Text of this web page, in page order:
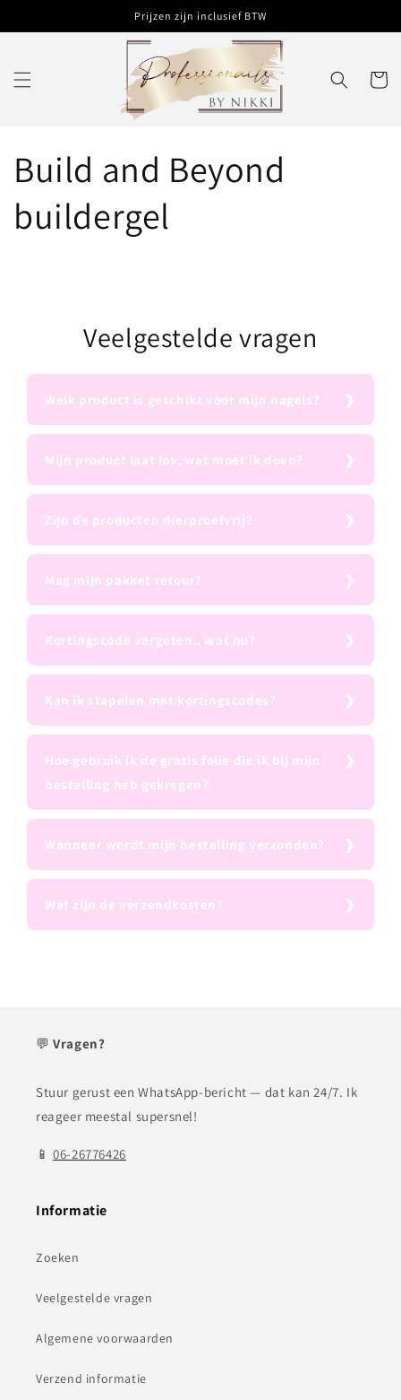
content
Prijzen zijn inclusief BTW
Build and Beyond
buildergel
Veelgestelde vragen
Welk product is geschikt voor mijn nagels?
Mijn product laat los, wat moet ik doen?
Zijn de producten dierproefvrij?
Mag mijn pakket retour?
Kortingscode vergeten.. wat nu?
Kan ik stapelen met kortingscodes?
Hoe gebruik ik de gratis folie die ik bij mijn
bestelling heb gekregen?
Wanneer wordt mijn bestelling verzonden?
Wat zijn de verzendkosten?
💬Vragen?
Stuur gerust een WhatsApp-bericht — dat kan 24/7. Ik
reageer meestal supersnel!
📱06-26776426
Informatie
Zoeken
Veelgestelde vragen
Algemene voorwaarden
Verzend informatie